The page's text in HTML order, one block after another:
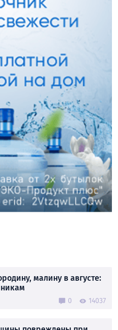
малину в августе:
0 14037